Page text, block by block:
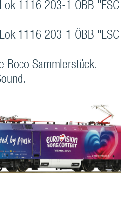
1116 203-1 ÖBB
1116 203-1 ÖBB
Roco Sammlerstück.